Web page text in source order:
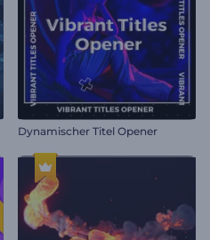
Dynamischer Titel Opener